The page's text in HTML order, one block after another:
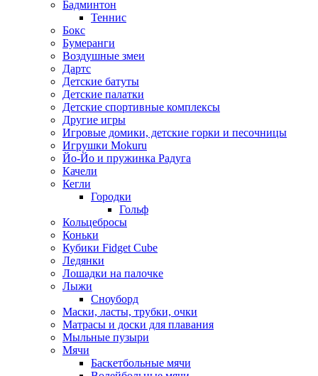
Бадминтон
Теннис
Бокс
Бумеранги
Воздушные змеи
Дартс
Детские батуты
Детские палатки
Детские спортивные комплексы
Другие игры
Игровые домики, детские горки и песочницы
Игрушки Mokuru
Йо-Йо и пружинка Радуга
Качели
Кегли
Городки
Гольф
Кольцебросы
Коньки
Кубики Fidget Cube
Ледянки
Лошадки на палочке
Лыжи
Сноуборд
Маски, ласты, трубки, очки
Матрасы и доски для плавания
Мыльные пузыри
Мячи
Баскетбольные мячи